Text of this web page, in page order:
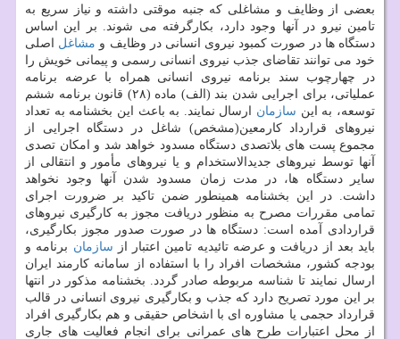
بعضی از وظایف و مشاغلی كه جنبه موقتی داشته و نیاز سریع به
تامین نیرو در آنها وجود دارد، بكارگرفته می شوند. بر این اساس
دستگاه ها در صورت كمبود نیروی انسانی در وظایف و مشاغل اصلی
خود می توانند تقاضای جذب نیروی انسانی رسمی و پیمانی خویش را
در چهارچوب سند برنامه نیروی انسانی همراه با عرضه برنامه
عملیاتی، برای اجرایی شدن بند (الف) ماده (۲۸) قانون برنامه ششم
توسعه، به این سازمان ارسال نمایند. به باعث این بخشنامه به تعداد
نیروهای قرارداد كارمعین(مشخص) شاغل در دستگاه اجرایی از
مجموع پست های بلاتصدی دستگاه مسدود خواهد شد و امكان تصدی
آنها توسط نیروهای جدیدالاستخدام و یا نیروهای مأمور و انتقالی از
سایر دستگاه ها، در مدت زمان مسدود شدن آنها وجود نخواهد
داشت. در این بخشنامه همینطور ضمن تاكید بر ضرورت اجرای
تمامی مقررات مصرح به منظور دریافت مجوز به كارگیری نیروهای
قراردادی آمده است: دستگاه ها در صورت صدور مجوز بكارگیری،
باید بعد از دریافت و عرضه تائیدیه تامین اعتبار از سازمان برنامه و
بودجه كشور، مشخصات افراد را با استفاده از سامانه كارمند ایران
ارسال نمایند تا شناسه مربوطه صادر گردد. بخشنامه مذكور در انتها
بر این مورد تصریح دارد كه جذب و بكارگیری نیروی انسانی در قالب
قرارداد حجمی یا مشاوره ای با اشخاص حقیقی و هم بكارگیری افراد
از محل اعتبارات طرح های عمرانی برای انجام فعالیت های جاری